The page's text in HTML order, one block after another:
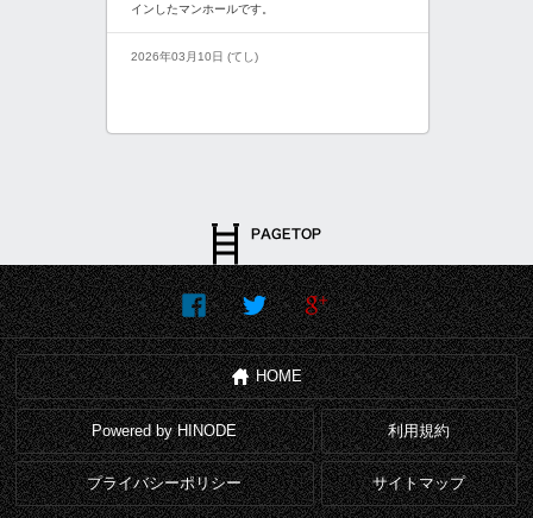
インしたマンホールです。
2026年03月10日 (てし)
HOME
Powered by HINODE 利用規約
プライバシーポリシー サイトマップ